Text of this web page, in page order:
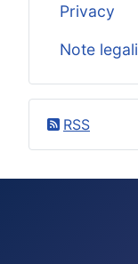
Privacy
Note legali
RSS